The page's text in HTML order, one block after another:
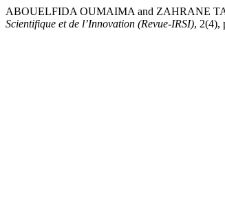
ABOUELFIDA OUMAIMA and ZAHRANE
Scientifique et de l’Innovation (Revue-IRSI), 2(4),